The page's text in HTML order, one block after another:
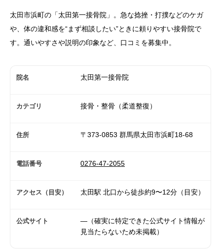
太田市浜町の「太田第一接骨院」。急な捻挫・打撲などのケガ
や、体の違和感を“まず相談したい”ときに頼りやすい接骨院で
す。通いやすさや説明の印象など、口コミを募集中。
院名 太田第一接骨院
カテゴリ 接骨・整骨（柔道整復）
住所 〒373-0853 群馬県太田市浜町18-68
電話番号 0276-47-2055
アクセス（目安） 太田駅 北口から徒歩約9〜12分（目安）
公式サイト
—（確実に特定できた公式サイト情報が
見当たらないため未掲載）